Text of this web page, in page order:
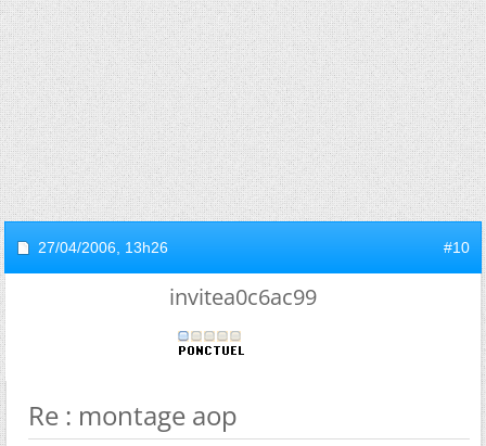
27/04/2006, 13h26 #10
invitea0c6ac99
Re : montage aop